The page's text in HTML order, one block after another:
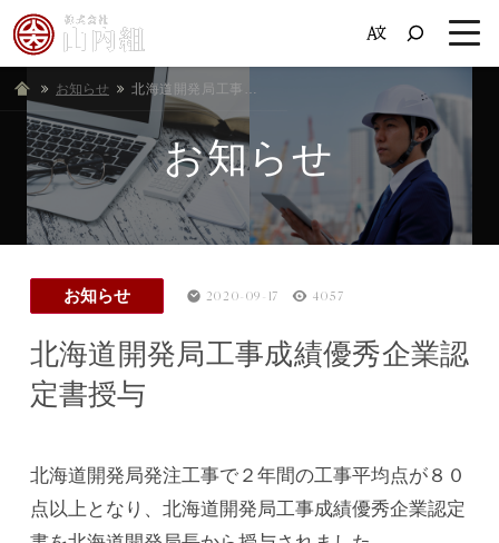
ホーム
お知らせ 北海道開発局工事成績優秀企業認定書授与
お知らせ
お知らせ 2020-09-17 4057
北海道開発局工事成績優秀企業認
定書授与
北海道開発局発注工事で２年間の工事平均点が８０
点以上となり、北海道開発局工事成績優秀企業認定